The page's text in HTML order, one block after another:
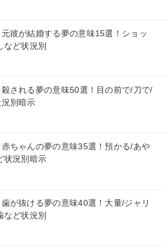
元彼が結婚する夢の意味15選！ショッ
など状況別
殺される夢の意味50選！目の前で/刀で/
別暗示
赤ちゃんの夢の意味35選！預かる/あや
状況別暗示
歯が抜ける夢の意味40選！大量/ジャリ
など状況別